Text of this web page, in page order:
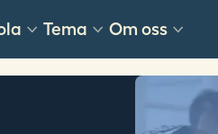
Tema Om oss